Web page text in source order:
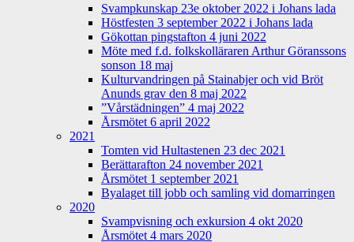
Svampkunskap 23e oktober 2022 i Johans lada
Höstfesten 3 september 2022 i Johans lada
Gökottan pingstafton 4 juni 2022
Möte med f.d. folkskolläraren Arthur Göranssons
sonson 18 maj
Kulturvandringen på Stainabjer och vid Bröt
Anunds grav den 8 maj 2022
”Vårstädningen” 4 maj 2022
Årsmötet 6 april 2022
2021
Tomten vid Hultastenen 23 dec 2021
Berättarafton 24 november 2021
Årsmötet 1 september 2021
Byalaget till jobb och samling vid domarringen
2020
Svampvisning och exkursion 4 okt 2020
Årsmötet 4 mars 2020